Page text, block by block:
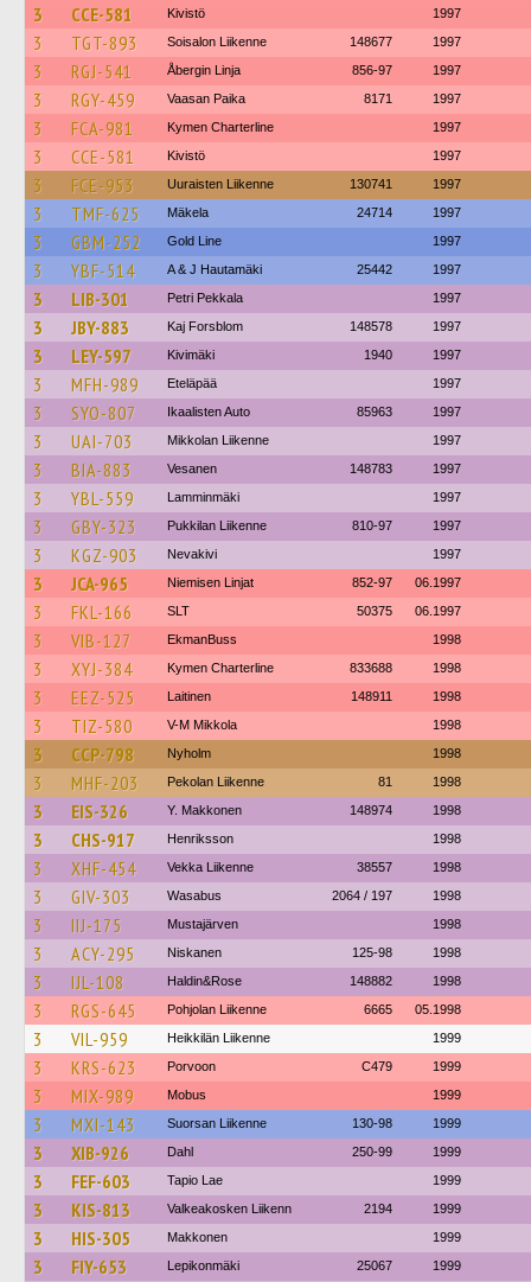
3 CCE-581 Kivistö 1997
3 TGT-893 Soisalon Liikenne 148677 1997
3 RGJ-541 Åbergin Linja 856-97 1997
3 RGY-459 Vaasan Paika 8171 1997
3 FCA-981 Kymen Charterline 1997
3 CCE-581 Kivistö 1997
3 FCE-953 Uuraisten Liikenne 130741 1997
3 TMF-625 Mäkela 24714 1997
3 GBM-252 Gold Line 1997
3 YBF-514 A & J Hautamäki 25442 1997
3 LIB-301 Petri Pekkala 1997
3 JBY-883 Kaj Forsblom 148578 1997
3 LEY-597 Kivimäki 1940 1997
3 MFH-989 Eteläpää 1997
3 SYO-807 Ikaalisten Auto 85963 1997
3 UAI-703 Mikkolan Liikenne 1997
3 BIA-883 Vesanen 148783 1997
3 YBL-559 Lamminmäki 1997
3 GBY-323 Pukkilan Liikenne 810-97 1997
3 KGZ-903 Nevakivi 1997
3 JCA-965 Niemisen Linjat 852-97 06.1997
3 FKL-166 SLT 50375 06.1997
3 VIB-127 EkmanBuss 1998
3 XYJ-384 Kymen Charterline 833688 1998
3 EEZ-525 Laitinen 148911 1998
3 TIZ-580 V-M Mikkola 1998
3 CCP-798 Nyholm 1998
3 MHF-203 Pekolan Liikenne 81 1998
3 EIS-326 Y. Makkonen 148974 1998
3 CHS-917 Henriksson 1998
3 XHF-454 Vekka Liikenne 38557 1998
3 GIV-303 Wasabus 2064 / 197 1998
3 IIJ-175 Mustajärven 1998
3 ACY-295 Niskanen 125-98 1998
3 IJL-108 Haldin&Rose 148882 1998
3 RGS-645 Pohjolan Liikenne 6665 05.1998
3 VIL-959 Heikkilän Liikenne 1999
3 KRS-623 Porvoon C479 1999
3 MIX-989 Mobus 1999
3 MXI-143 Suorsan Liikenne 130-98 1999
3 XIB-926 Dahl 250-99 1999
3 FEF-603 Tapio Lae 1999
3 KIS-813 Valkeakosken Liikenn 2194 1999
3 HIS-305 Makkonen 1999
3 FIY-653 Lepikonmäki 25067 1999